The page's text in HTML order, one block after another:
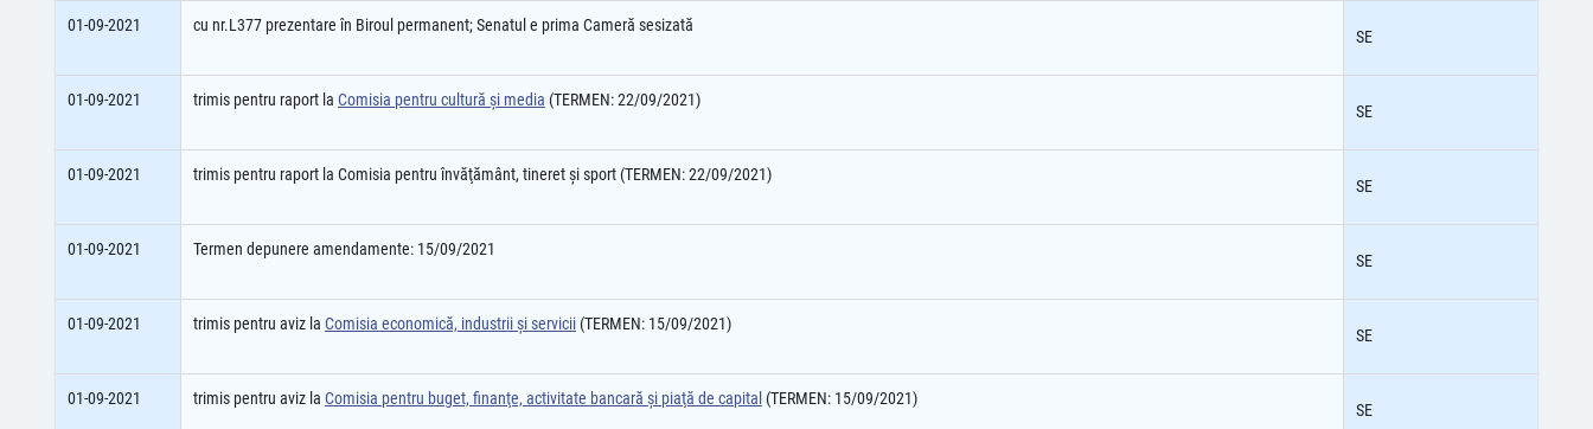
01-09-2021 cu nr.L377 prezentare în Biroul permanent; Senatul e prima Cameră sesizată
SE
01-09-2021 trimis pentru raport la Comisia pentru cultură şi media (TERMEN: 22/09/2021)
SE
01-09-2021 trimis pentru raport la Comisia pentru învăţământ, tineret şi sport (TERMEN: 22/09/2021)
SE
01-09-2021 Termen depunere amendamente: 15/09/2021
SE
01-09-2021 trimis pentru aviz la Comisia economică, industrii şi servicii (TERMEN: 15/09/2021)
SE
01-09-2021 trimis pentru aviz la Comisia pentru buget, finanţe, activitate bancară şi piaţă de capital (TERMEN: 15/09/2021)
SE